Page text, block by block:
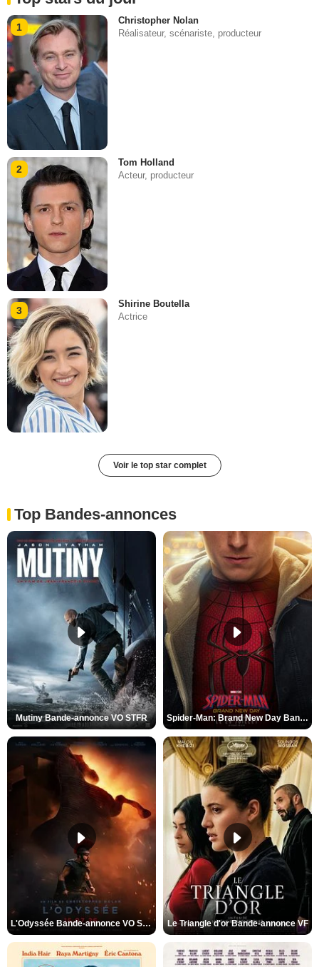
1
Christopher Nolan
Réalisateur, scénariste, producteur
2
Tom Holland
Acteur, producteur
3
Shirine Boutella
Actrice
Voir le top star complet
Top Bandes-annonces
Mutiny Bande-annonce VO STFR Spider-Man: Brand New Day Bande-annonce VO STFR
L'Odyssée Bande-annonce VO STFR Le Triangle d'or Bande-annonce VF